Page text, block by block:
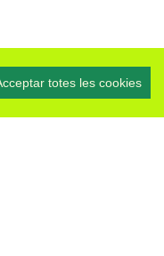
totes les cookies